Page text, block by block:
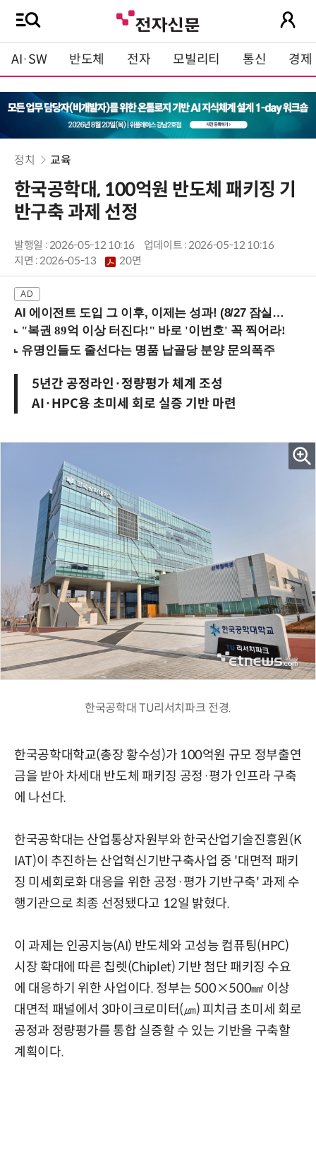
AI·SW 반도체 전자 모빌리티 통신 경제
정치 교육
한국공학대, 100억원 반도체 패키징 기
반구축 과제 선정
발행일 : 2026-05-12 10:16
업데이트 : 2026-05-12 10:16
지면 :2026-05-13 20면
AI 에이전트 도입 그 이후, 이제는 성과! (8/27 잠실역)
5년간 공정라인·정량평가 체계 조성
AI·HPC용 초미세 회로 실증 기반 마련
한국공학대 TU리서치파크 전경.
한국공학대학교(총장 황수성)가 100억원 규모 정부출연
금을 받아 차세대 반도체 패키징 공정·평가 인프라 구축
에 나선다.
한국공학대는 산업통상자원부와 한국산업기술진흥원(K
IAT)이 추진하는 산업혁신기반구축사업 중 '대면적 패키
징 미세회로화 대응을 위한 공정·평가 기반구축' 과제 수
행기관으로 최종 선정됐다고 12일 밝혔다.
이 과제는 인공지능(AI) 반도체와 고성능 컴퓨팅(HPC)
시장 확대에 따른 칩렛(Chiplet) 기반 첨단 패키징 수요
에 대응하기 위한 사업이다. 정부는 500×500㎟ 이상
대면적 패널에서 3마이크로미터(㎛) 피치급 초미세 회로
공정과 정량평가를 통합 실증할 수 있는 기반을 구축할
계획이다.